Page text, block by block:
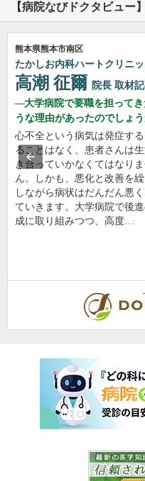
【病院なびドクタビュー
熊本県熊本市南区
たかしお内科ハートクリニッ
高潮 征爾 院長 取材
大学病院で要職を担って
うな理由があったのでしょ
心不全という病気は発症す
ることはなく、患者さんは
き合っていかなくてはなり
ん。しかも、悪化と改善を
しながら病状はだんだん悪
ていきます。大学病院で後
成に取り組みつつ、高度…